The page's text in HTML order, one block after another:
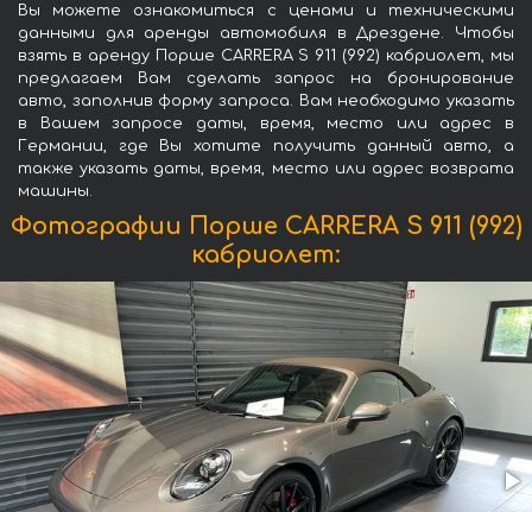
Вы можете ознакомиться с ценами и техническими
данными для аренды автомобиля в Дрездене. Чтобы
взять в аренду Порше CARRERA S 911 (992) кабриолет, мы
предлагаем Вам сделать запрос на бронирование
авто, заполнив форму запроса. Вам необходимо указать
в Вашем запросе даты, время, место или адрес в
Германии, где Вы хотите получить данный авто, а
также указать даты, время, место или адрес возврата
машины.
Фотографии Порше CARRERA S 911 (992)
кабриолет: